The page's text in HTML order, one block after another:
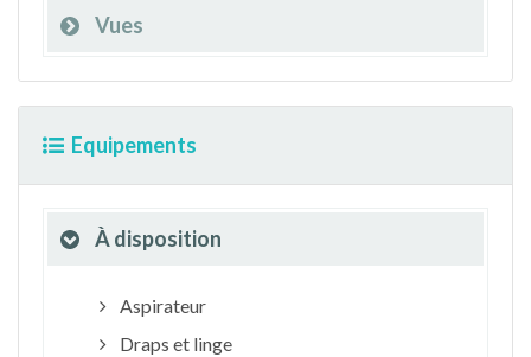
Vues
Equipements
À disposition
Aspirateur
Draps et linge